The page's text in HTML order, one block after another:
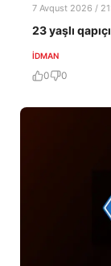
7 Avqust 2026 /
23 yaşlı
İDMAN
0 0